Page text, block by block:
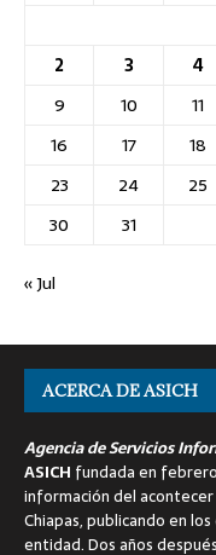
2
3 4
9
10 11
16
17 18
23
24 25
30
31
« Jul
ACERCA DE ASICH
Agencia de Servicios
ASICH fundada en
información del
Chiapas, publicando en
entidad. Dos años